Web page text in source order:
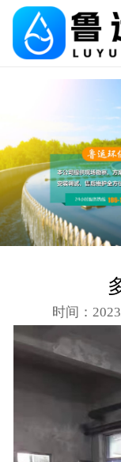
onclick=""
时间：